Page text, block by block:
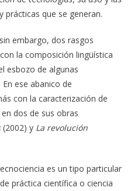
prácticas que se generan.
embargo, dos rasgos
la composición lingüística
esbozo de algunas
ese abanico de
con la caracterización de
dos de sus obras
(2002) y La revolución
es un tipo particular
práctica científica o ciencia